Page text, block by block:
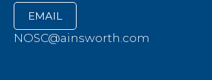
EMAIL
NOSC@ainsworth.com